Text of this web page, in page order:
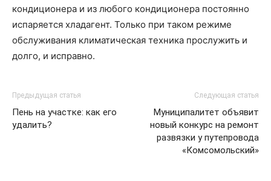
кондиционера и из любого кондиционера постоянно
испаряется хладагент. Только при таком режиме
обслуживания климатическая техника прослужить и
долго, и исправно.
Предыдущая статья
Пень на участке: как его
удалить?
Следующая статья
Муниципалитет объявит
новый конкурс на ремонт
развязки у путепровода
«Комсомольский»